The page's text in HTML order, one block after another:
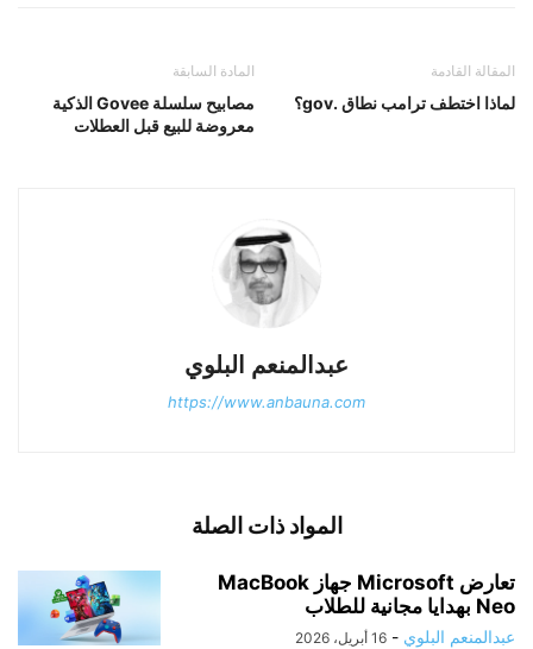
المادة السابقة
مصابيح سلسلة Govee الذكية
معروضة للبيع قبل العطلات
المقالة القادمة
لماذا اختطف ترامب نطاق .gov؟
عبدالمنعم البلوي
https://www.anbauna.com
المواد ذات الصلة
تعارض Microsoft جهاز MacBook
Neo بهدايا مجانية للطلاب
عبدالمنعم البلوي - 16 أبريل، 2026